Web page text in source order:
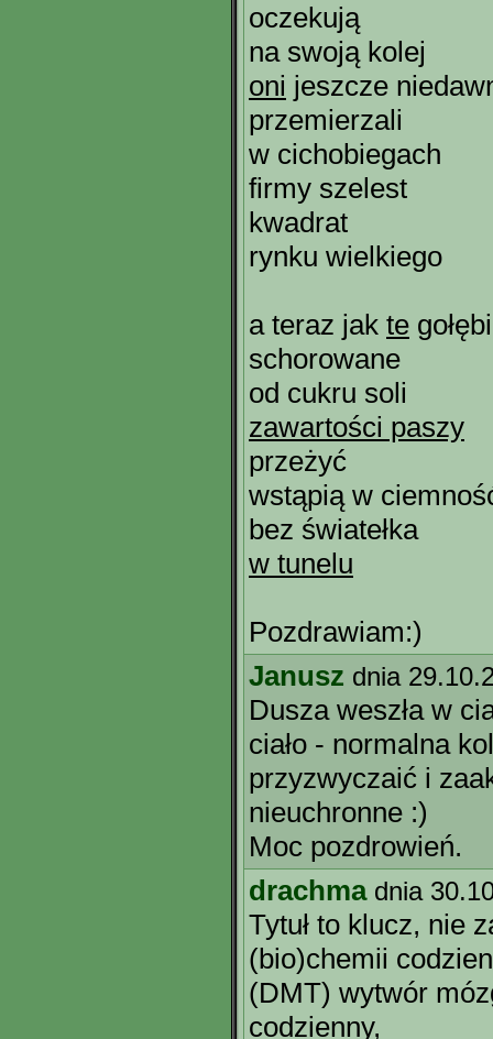
oczekują
na swoją kolej
oni jeszcze
przemierzali
w cichobiegach
firmy szelest
kwadrat
rynku wielkiego
a teraz jak te
schorowane
od cukru soli
zawartości paszy
przeżyć
wstąpią w
bez światełka
w tunelu
Pozdrawiam:)
Janusz dnia
Dusza weszła w
ciało - normalna
przyzwyczaić i
nieuchronne :)
Moc pozdrowień.
drachma dnia
Tytuł to klucz, nie
(bio)chemii
(DMT) wytwór
codzienny,